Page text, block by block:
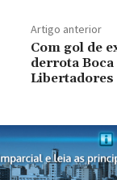
Artigo anterior
Com gol de
derrota
Libertadores